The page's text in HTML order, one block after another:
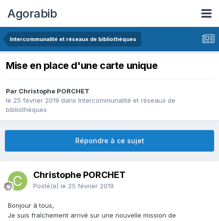
Agorabib
Intercommunalité et réseaux de bibliothèques
Mise en place d'une carte unique
Par Christophe PORCHET
le 25 février 2019 dans Intercommunalité et réseaux de
bibliothèques
Répondre à ce sujet
Christophe PORCHET
Posté(e) le 25 février 2019
Bonjour à tous,
Je suis fraîchement arrivé sur une nouvelle mission de